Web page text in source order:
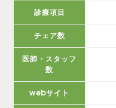
診療項目
チェア数
医師・スタッフ
数
webサイト